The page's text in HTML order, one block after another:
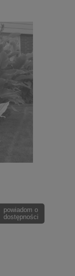
powiadom o
dostępności